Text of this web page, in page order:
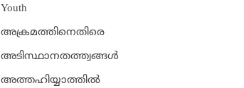
Youth
അക്രമത്തിനെതിരെ
അടിസ്ഥാനതത്ത്വങ്ങള്‍
അത്തഹിയ്യാത്തില്‍